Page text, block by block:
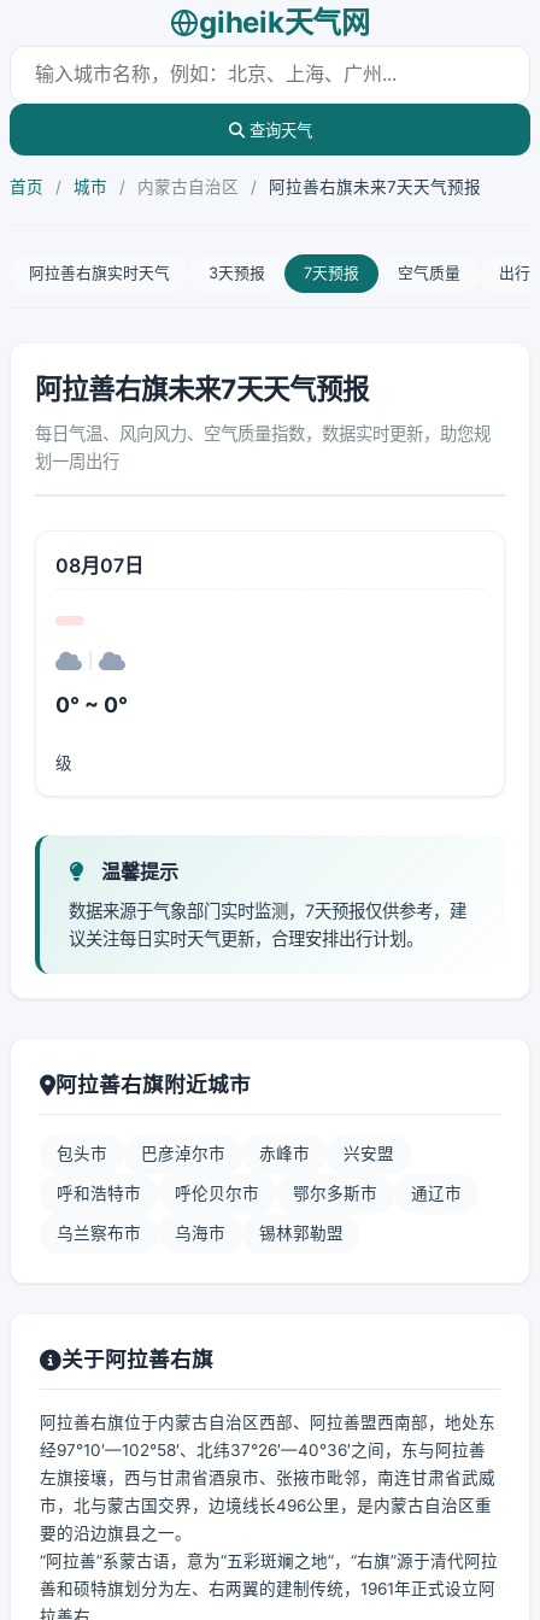
giheik天气网
查询天气
首页 / 城市 / 内蒙古自治区 / 阿拉善右旗未来7天天气预报
阿拉善右旗实时天气 3天预报 7天预报 空气质量 出行
阿拉善右旗未来7天天气预报
每日气温、风向风力、空气质量指数，数据实时更新，助您规
划一周出行
08月07日
0° ~ 0°
级
温馨提示
数据来源于气象部门实时监测，7天预报仅供参考，建
议关注每日实时天气更新，合理安排出行计划。
阿拉善右旗附近城市
包头市 巴彦淖尔市 赤峰市 兴安盟
呼和浩特市 呼伦贝尔市 鄂尔多斯市 通辽市
乌兰察布市 乌海市 锡林郭勒盟
关于阿拉善右旗
阿拉善右旗位于内蒙古自治区西部、阿拉善盟西南部，地处东
经97°10′—102°58′、北纬37°26′—40°36′之间，东与阿拉善
左旗接壤，西与甘肃省酒泉市、张掖市毗邻，南连甘肃省武威
市，北与蒙古国交界，边境线长496公里，是内蒙古自治区重
要的沿边旗县之一。
“阿拉善”系蒙古语，意为“五彩斑斓之地”，“右旗”源于清代阿拉
善和硕特旗划分为左、右两翼的建制传统，1961年正式设立阿